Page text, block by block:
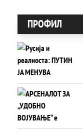
ПРОФИЛ